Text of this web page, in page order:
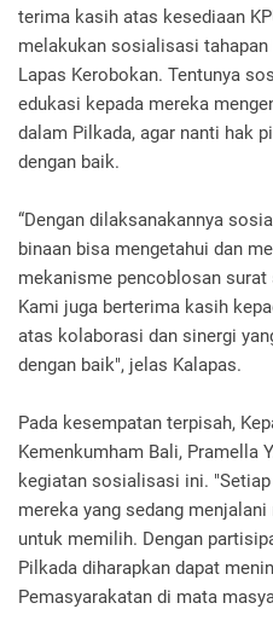
terima kasih atas kesediaan
melakukan sosialisasi
Lapas Kerobokan. Tentunya
edukasi kepada mereka
dalam Pilkada, agar nanti hak
dengan baik.
“Dengan dilaksanakannya
binaan bisa mengetahui dan
mekanisme pencoblosan
Kami juga berterima kasih
atas kolaborasi dan sinergi
dengan baik", jelas Kalapas.
Pada kesempatan terpisah,
Kemenkumham Bali, Pramella
kegiatan sosialisasi ini.
mereka yang sedang
untuk memilih. Dengan
Pilkada diharapkan dapat
Pemasyarakatan di mata